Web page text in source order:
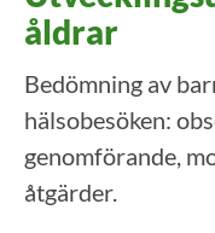
åldrar
Bedömning av
hälsobesöken:
genomförande,
åtgärder.